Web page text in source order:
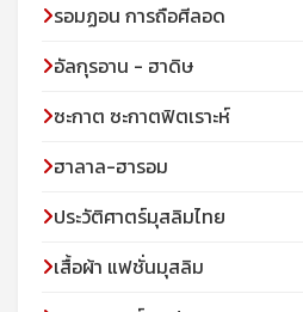
รอมฏอน การถือศีลอด
อัลกุรอาน - ฮาดิษ
ซะกาต ซะกาตฟิตเราะห์
ฮาลาล-ฮารอม
ประวัติศาตร์มุสลิมไทย
เสื้อผ้า แฟชั่นมุสลิม